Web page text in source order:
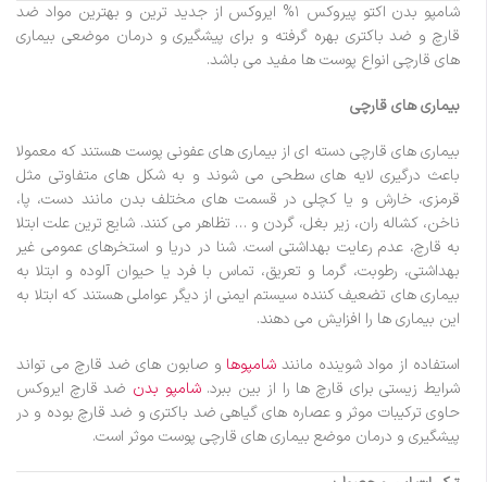
شامپو بدن اکتو پیروکس ۱% ایروکس از جدید ترین و بهترین مواد ضد
قارچ و ضد باکتری بهره گرفته و برای پیشگیری و درمان موضعی بیماری
های قارچی انواع پوست ها مفید می باشد.
بیماری های قارچی
بیماری های قارچی دسته ای از بیماری های عفونی پوست هستند که معمولا
باعث درگیری لایه های سطحی می شوند و به شکل های متفاوتی مثل
قرمزی، خارش و یا کچلی در قسمت های مختلف بدن مانند دست، پا،
ناخن، کشاله ران، زیر بغل، گردن و … تظاهر می کنند. شایع ترین علت ابتلا
به قارچ، عدم رعایت بهداشتی است. شنا در دریا و استخرهای عمومی غیر
بهداشتی، رطوبت، گرما و تعریق، تماس با فرد یا حیوان آلوده و ابتلا به
بیماری های تضعیف کننده سیستم ایمنی از دیگر عواملی هستند که ابتلا به
این بیماری ها را افزایش می دهند.
استفاده از مواد شوینده مانند شامپوها و صابون های ضد قارچ می تواند
شرایط زیستی برای قارچ ها را از بین ببرد.شامپو بدن ضد قارچ ایروکس
حاوی ترکیبات موثر و عصاره های گیاهی ضد باکتری و ضد قارچ بوده و در
پیشگیری و درمان موضع بیماری های قارچی پوست موثر است.